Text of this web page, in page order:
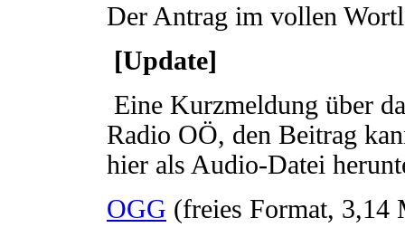
Der Antrag im vollen
[Update]
Eine Kurzmeldung über
Radio OÖ, den Beitrag
hier als Audio-Datei
OGG (freies Format, 3,14